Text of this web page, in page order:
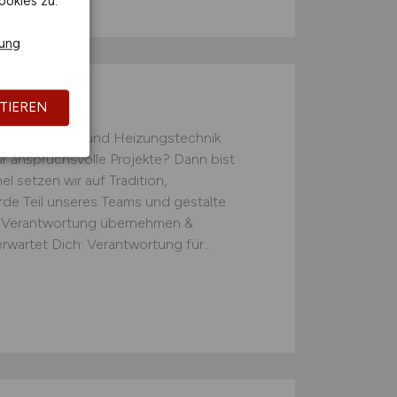
der Sanitär- und Heizungstechnik
anspruchsvolle Projekte? Dann bist
setzen wir auf Tradition,
Teil unseres Teams und gestalte
übernehmen &
Dich: Verantwortung für...